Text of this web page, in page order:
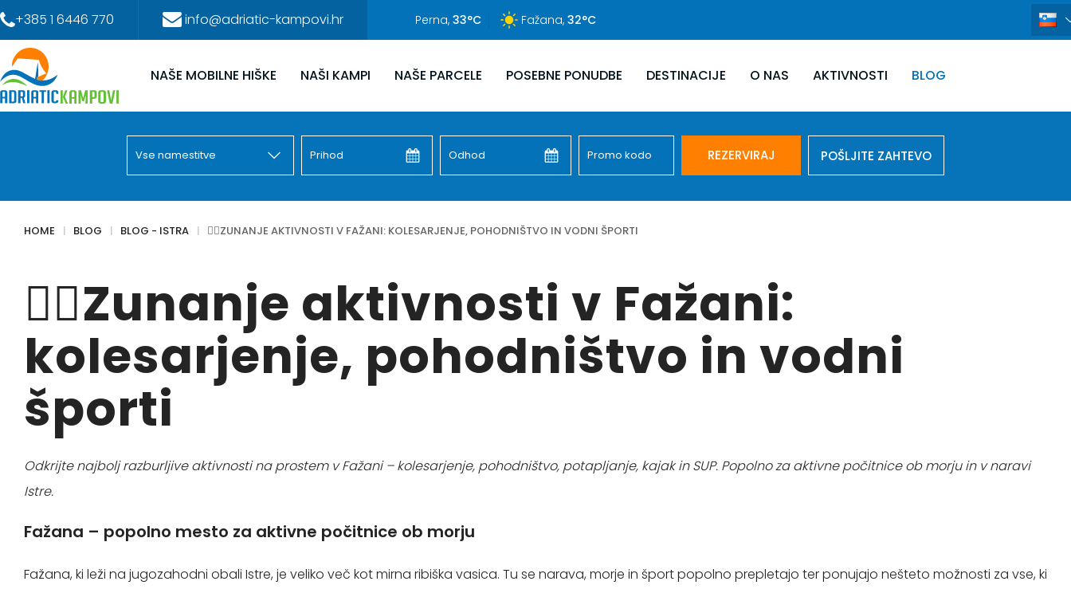
+385 1 6446 770 info@adriatic-kampovi.hr Perna, 33°C Fažana, 32°C
NAŠE MOBILNE HIŠKE NAŠI KAMPI NAŠE PARCELE POSEBNE PONUDBE DESTINACIJE O NAS AKTIVNOSTI BLOG
REZERVIRAJ POŠLJITE ZAHTEVO
HOME BLOG BLOG - ISTRA 🚴‍♀️ZUNANJE AKTIVNOSTI V FAŽANI: KOLESARJENJE, POHODNIŠTVO IN VODNI ŠPORTI
🚴‍♀️Zunanje aktivnosti v Fažani:
kolesarjenje, pohodništvo in vodni
športi
Odkrijte najbolj razburljive aktivnosti na prostem v Fažani – kolesarjenje, pohodništvo, potapljanje, kajak in SUP. Popolno za aktivne počitnice ob morju in v naravi
Istre.
Fažana – popolno mesto za aktivne počitnice ob morju
Fažana, ki leži na jugozahodni obali Istre, je veliko več kot mirna ribiška vasica. Tu se narava, morje in šport popolno prepletajo ter ponujajo nešteto možnosti za vse, ki